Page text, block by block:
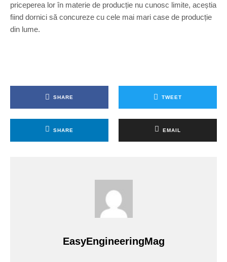
priceperea lor în materie de producție nu cunosc limite, aceștia
fiind dornici să concureze cu cele mai mari case de producție
din lume.
SHARE TWEET
SHARE EMAIL
EasyEngineeringMag